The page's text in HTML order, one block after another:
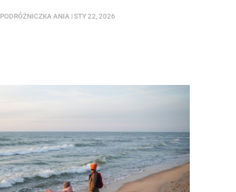
PODRÓŻNICZKA ANIA |STY 22, 2026